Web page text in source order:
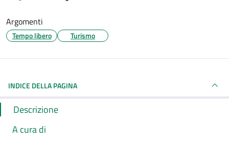
Argomenti
Tempo libero Turismo
INDICE DELLA PAGINA
Descrizione
A cura di